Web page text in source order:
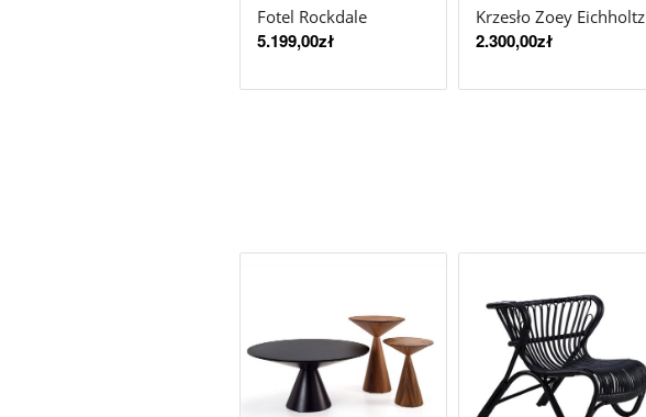
Fotel Rockdale
5.199,00zł
Krzesło Zoey Eichholtz
2.300,00zł